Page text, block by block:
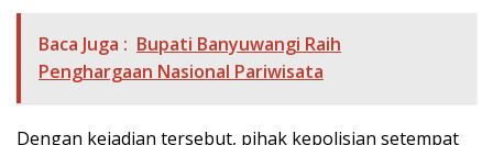
Baca Juga : Bupati Banyuwangi Raih
Penghargaan Nasional Pariwisata
Dengan kejadian tersebut, pihak kepolisian setempat